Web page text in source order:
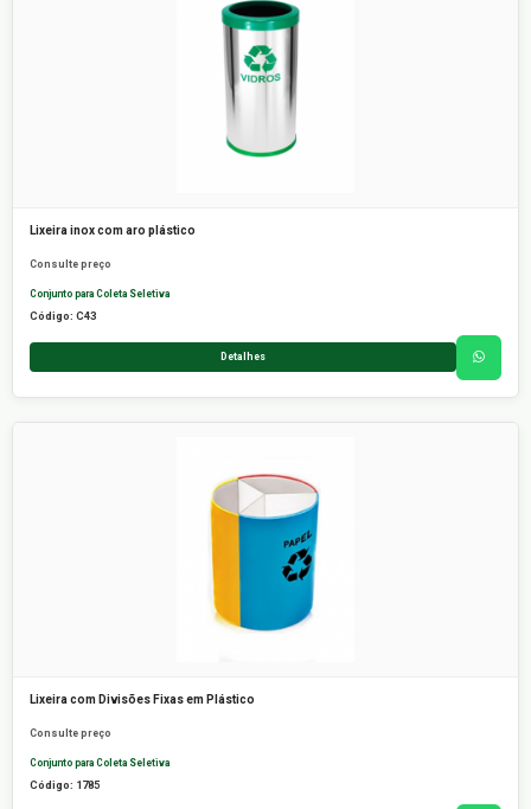
Lixeira inox com aro plástico
Consulte preço
Conjunto para Coleta Seletiva
Código: C43
Detalhes
Lixeira com Divisões Fixas em Plástico
Consulte preço
Conjunto para Coleta Seletiva
Código: 1785